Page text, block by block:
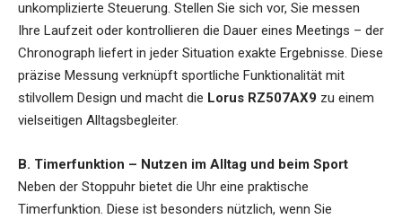
unkomplizierte Steuerung. Stellen Sie sich vor, Sie messen
Ihre Laufzeit oder kontrollieren die Dauer eines Meetings – der
Chronograph liefert in jeder Situation exakte Ergebnisse. Diese
präzise Messung verknüpft sportliche Funktionalität mit
stilvollem Design und macht die Lorus RZ507AX9 zu einem
vielseitigen Alltagsbegleiter.
B. Timerfunktion – Nutzen im Alltag und beim Sport
Neben der Stoppuhr bietet die Uhr eine praktische
Timerfunktion. Diese ist besonders nützlich, wenn Sie